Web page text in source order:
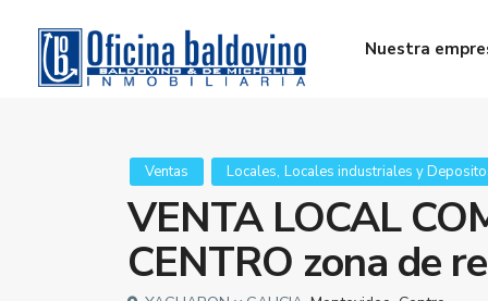
Nuestra
Ventas Locales, Locales industriales y
VENTA LOCAL
CENTRO zona de